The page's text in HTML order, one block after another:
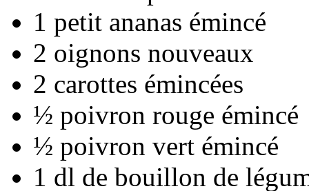
1 petit ananas émincé
2 oignons nouveaux
2 carottes émincées
½ poivron rouge émincé
½ poivron vert émincé
1 dl de bouillon de